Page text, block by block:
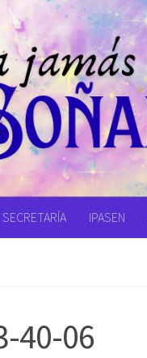
SECRETARÍA IPASEN
40-06